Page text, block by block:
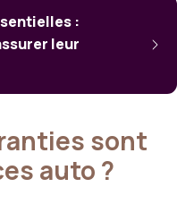
:
leur
sont
auto ?